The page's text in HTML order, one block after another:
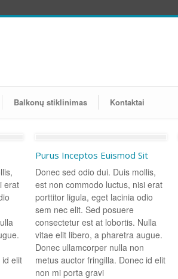
Balkonų stiklinimas Kontaktai
erat
id elit
Purus Inceptos Euismod Sit
Donec sed odio dui. Duis mollis,
est non commodo luctus, nisi erat
porttitor ligula, eget lacinia odio
sem nec elit. Sed posuere
consectetur est at lobortis. Nulla
vitae elit libero, a pharetra augue.
Donec ullamcorper nulla non
metus auctor fringilla. Donec id elit
non mi porta gravi